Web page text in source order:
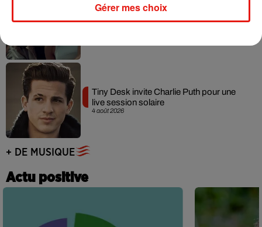
Benny Blanco invite Selena Gomez et
Becky G sur son nouveau single
4 août 2026
Tiny Desk invite Charlie Puth pour une
live session solaire
+ DE MUSIQUE
Actu positive
Gérer mes choix